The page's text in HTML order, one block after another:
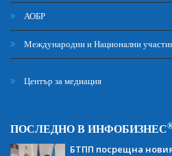
АОБР
Международни и Национални
Център за медиация
ПОСЛЕДНО В ИНФОБИЗНЕС
БТПП посрещна